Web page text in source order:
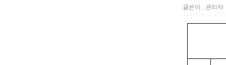
글쓴이 : 관리자